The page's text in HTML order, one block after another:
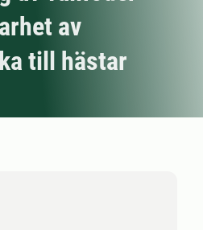
av
till hästar